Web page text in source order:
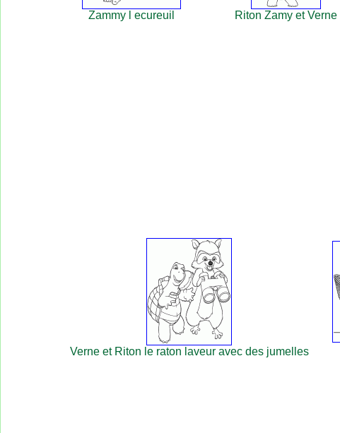
Zammy l ecureuil Riton Zamy et Verne
Verne et Riton le raton laveur avec des jumelles